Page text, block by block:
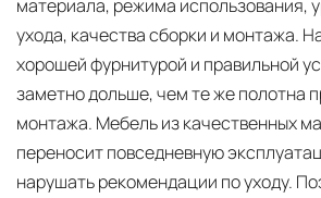
материала, режима использования,
ухода, качества сборки и монтажа.
хорошей фурнитурой и правильной
заметно дольше, чем те же полотна
монтажа. Мебель из качественных
переносит повседневную
нарушать рекомендации по уходу.